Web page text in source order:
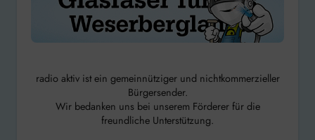
radio aktiv ist ein gemeinnütziger und nichtkommerzieller
Bürgersender.
Wir bedanken uns bei unserem Förderer für die
freundliche Unterstützung.